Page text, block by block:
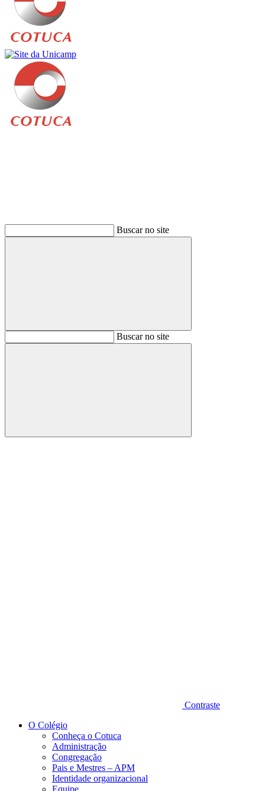
Buscar no site
BuscarBuscar no site
Buscar
Contraste
O Colégio
Conheça o Cotuca
Administração
Congregação
Pais e Mestres – APM
Identidade organizacional
Equipe